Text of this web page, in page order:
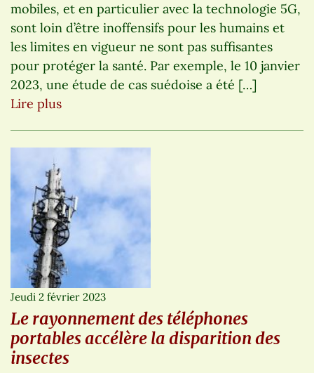
mobiles, et en particulier avec la technologie 5G,
sont loin d’être inoffensifs pour les humains et
les limites en vigueur ne sont pas suffisantes
pour protéger la santé. Par exemple, le 10 janvier
2023, une étude de cas suédoise a été […]
Lire plus
Jeudi 2 février 2023
Le rayonnement des téléphones
portables accélère la disparition des
insectes